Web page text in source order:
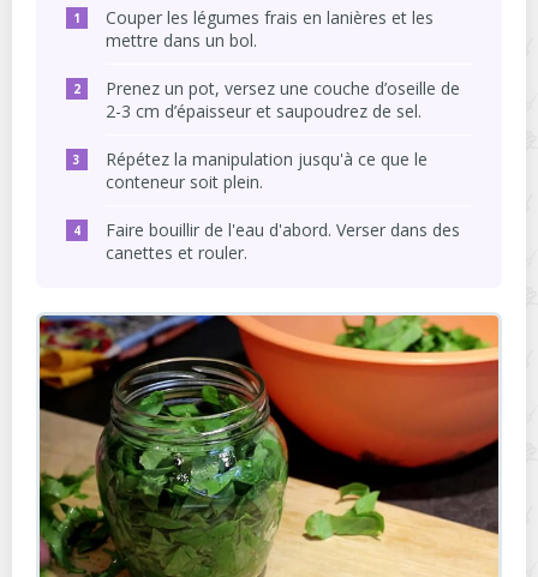
Couper les légumes frais en lanières et les
mettre dans un bol.
Prenez un pot, versez une couche d’oseille de
2-3 cm d’épaisseur et saupoudrez de sel.
Répétez la manipulation jusqu'à ce que le
conteneur soit plein.
Faire bouillir de l'eau d'abord. Verser dans des
canettes et rouler.